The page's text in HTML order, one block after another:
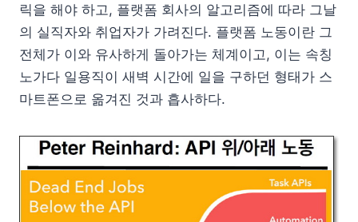
릭을 해야 하고, 플랫폼 회사의 알고리즘에 따라 그날
의 실직자와 취업자가 가려진다. 플랫폼 노동이란 그
전체가 이와 유사하게 돌아가는 체계이고, 이는 속칭
노가다 일용직이 새벽 시간에 일을 구하던 형태가 스
마트폰으로 옮겨진 것과 흡사하다.